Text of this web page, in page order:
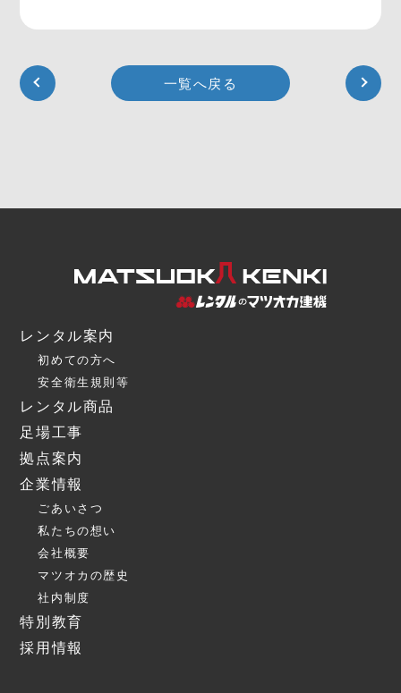
一覧へ戻る
レンタル案内
初めての方へ
安全衛生規則等
レンタル商品
足場工事
拠点案内
企業情報
ごあいさつ
私たちの想い
会社概要
マツオカの歴史
社内制度
特別教育
採用情報